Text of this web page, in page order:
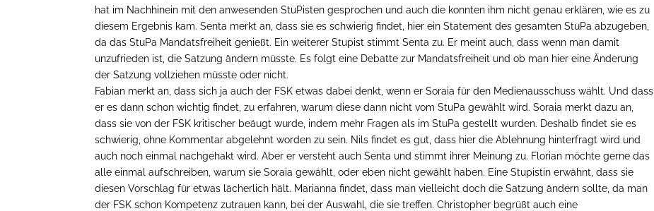
hat im Nachhinein mit den anwesenden StuPisten gesprochen und auch die konnten ihm nicht genau erklären, wie es zu
diesem Ergebnis kam. Senta merkt an, dass sie es schwierig findet, hier ein Statement des gesamten StuPa abzugeben,
da das StuPa Mandatsfreiheit genießt. Ein weiterer Stupist stimmt Senta zu. Er meint auch, dass wenn man damit
unzufrieden ist, die Satzung ändern müsste. Es folgt eine Debatte zur Mandatsfreiheit und ob man hier eine Änderung
der Satzung vollziehen müsste oder nicht.
Fabian merkt an, dass sich ja auch der FSK etwas dabei denkt, wenn er Soraia für den Medienausschuss wählt. Und dass
er es dann schon wichtig findet, zu erfahren, warum diese dann nicht vom StuPa gewählt wird. Soraia merkt dazu an,
dass sie von der FSK kritischer beäugt wurde, indem mehr Fragen als im StuPa gestellt wurden. Deshalb findet sie es
schwierig, ohne Kommentar abgelehnt worden zu sein. Nils findet es gut, dass hier die Ablehnung hinterfragt wird und
auch noch einmal nachgehakt wird. Aber er versteht auch Senta und stimmt ihrer Meinung zu. Florian möchte gerne das
alle einmal aufschreiben, warum sie Soraia gewählt, oder eben nicht gewählt haben. Eine Stupistin erwähnt, dass sie
diesen Vorschlag für etwas lächerlich hält. Marianna findet, dass man vielleicht doch die Satzung ändern sollte, da man
der FSK schon Kompetenz zutrauen kann, bei der Auswahl, die sie treffen. Christopher begrüßt auch eine